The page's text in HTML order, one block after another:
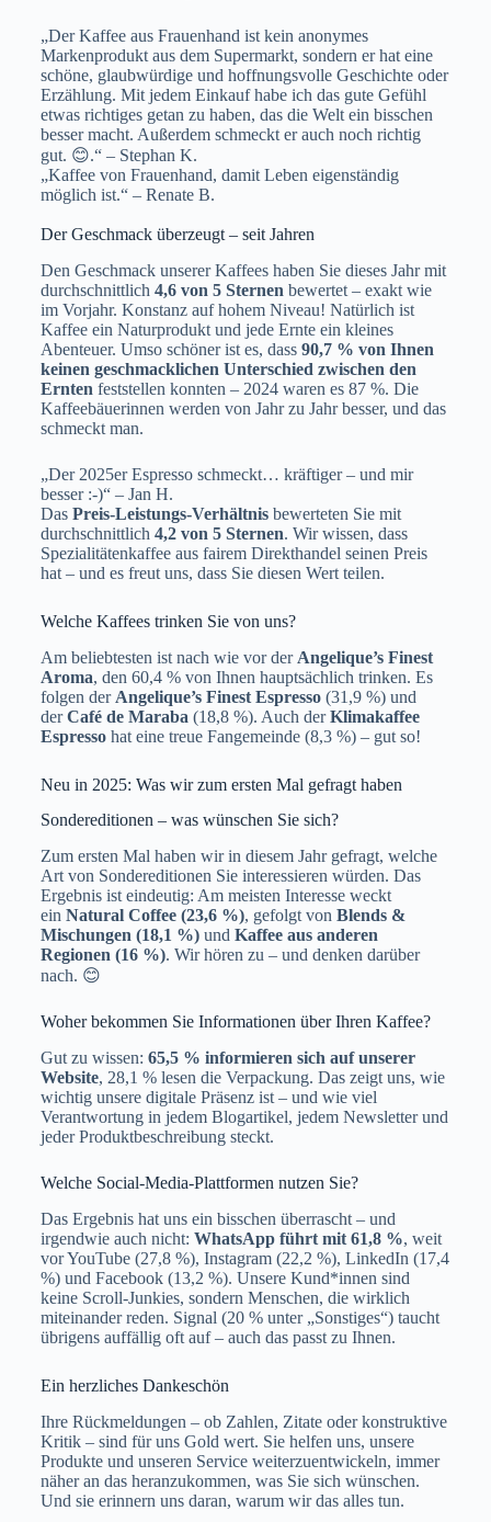
„Der Kaffee aus Frauenhand ist kein anonymes
Markenprodukt aus dem Supermarkt, sondern er hat eine
schöne, glaubwürdige und hoffnungsvolle Geschichte oder
Erzählung. Mit jedem Einkauf habe ich das gute Gefühl
etwas richtiges getan zu haben, das die Welt ein bisschen
besser macht. Außerdem schmeckt er auch noch richtig
gut. 😊.“ – Stephan K.
„Kaffee von Frauenhand, damit Leben eigenständig
möglich ist.“ – Renate B.
Der Geschmack überzeugt – seit Jahren
Den Geschmack unserer Kaffees haben Sie dieses Jahr mit
durchschnittlich 4,6 von 5 Sternen bewertet – exakt wie
im Vorjahr. Konstanz auf hohem Niveau! Natürlich ist
Kaffee ein Naturprodukt und jede Ernte ein kleines
Abenteuer. Umso schöner ist es, dass 90,7 % von Ihnen
keinen geschmacklichen Unterschied zwischen den
Ernten feststellen konnten – 2024 waren es 87 %. Die
Kaffeebäuerinnen werden von Jahr zu Jahr besser, und das
schmeckt man.
„Der 2025er Espresso schmeckt… kräftiger – und mir
besser :-)“ – Jan H.
Das Preis-Leistungs-Verhältnisbewerteten Sie mit
durchschnittlich 4,2 von 5 Sternen. Wir wissen, dass
Spezialitätenkaffee aus fairem Direkthandel seinen Preis
hat – und es freut uns, dass Sie diesen Wert teilen.
Welche Kaffees trinken Sie von uns?
Am beliebtesten ist nach wie vor der Angelique’s Finest
Aroma, den 60,4 % von Ihnen hauptsächlich trinken. Es
folgen der Angelique’s Finest Espresso(31,9 %) und
derCafé de Maraba (18,8 %). Auch derKlimakaffee
Espressohat eine treue Fangemeinde (8,3 %) – gut so!
Neu in 2025: Was wir zum ersten Mal gefragt haben
Sondereditionen – was wünschen Sie sich?
Zum ersten Mal haben wir in diesem Jahr gefragt, welche
Art von Sondereditionen Sie interessieren würden. Das
Ergebnis ist eindeutig: Am meisten Interesse weckt
ein Natural Coffee (23,6 %), gefolgt von Blends &
Mischungen (18,1 %)und Kaffee aus anderen
Regionen (16 %). Wir hören zu – und denken darüber
nach. 😊
Woher bekommen Sie Informationen über Ihren Kaffee?
Gut zu wissen: 65,5 % informieren sich auf unserer
Website, 28,1 % lesen die Verpackung. Das zeigt uns, wie
wichtig unsere digitale Präsenz ist – und wie viel
Verantwortung in jedem Blogartikel, jedem Newsletter und
jeder Produktbeschreibung steckt.
Welche Social-Media-Plattformen nutzen Sie?
Das Ergebnis hat uns ein bisschen überrascht – und
irgendwie auch nicht: WhatsApp führt mit 61,8 %, weit
vor YouTube (27,8 %), Instagram (22,2 %), LinkedIn (17,4
%) und Facebook (13,2 %). Unsere Kund*innen sind
keine Scroll-Junkies, sondern Menschen, die wirklich
miteinander reden. Signal (20 % unter „Sonstiges“) taucht
übrigens auffällig oft auf – auch das passt zu Ihnen.
Ein herzliches Dankeschön
Ihre Rückmeldungen – ob Zahlen, Zitate oder konstruktive
Kritik – sind für uns Gold wert. Sie helfen uns, unsere
Produkte und unseren Service weiterzuentwickeln, immer
näher an das heranzukommen, was Sie sich wünschen.
Und sie erinnern uns daran, warum wir das alles tun.